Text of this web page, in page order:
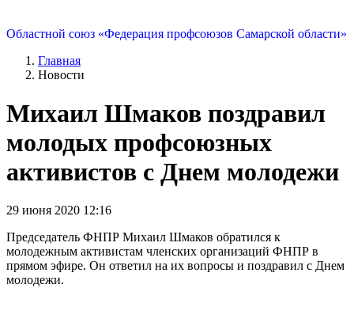
Областной союз «Федерация профсоюзов Самарской области»
Главная
Новости
Михаил Шмаков поздравил
молодых профсоюзных
активистов с Днем молодежи
29 июня 2020 12:16
Председатель ФНПР Михаил Шмаков обратился к
молодежным активистам членских организаций ФНПР в
прямом эфире. Он ответил на их вопросы и поздравил с Днем
молодежи.